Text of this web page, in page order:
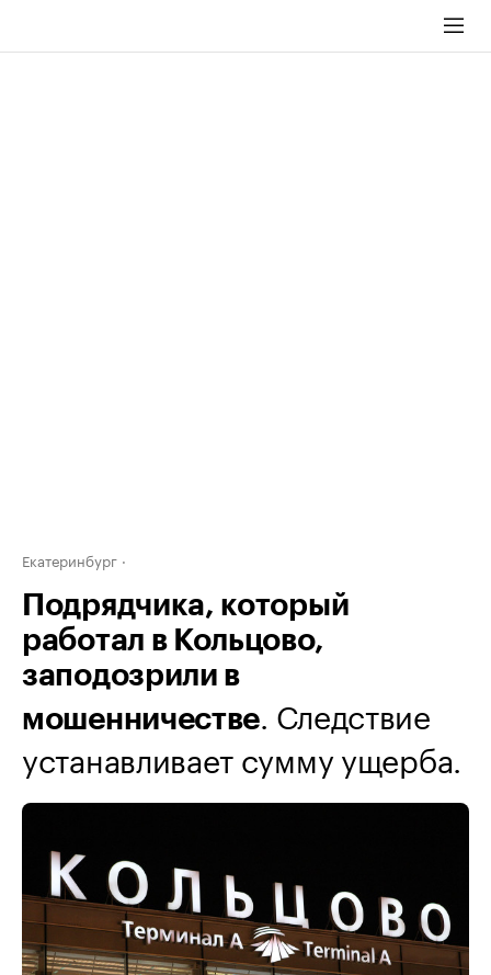
Екатеринбург
Подрядчика, который
работал в Кольцово,
заподозрили в
мошенничестве. Следствие
устанавливает сумму ущерба.